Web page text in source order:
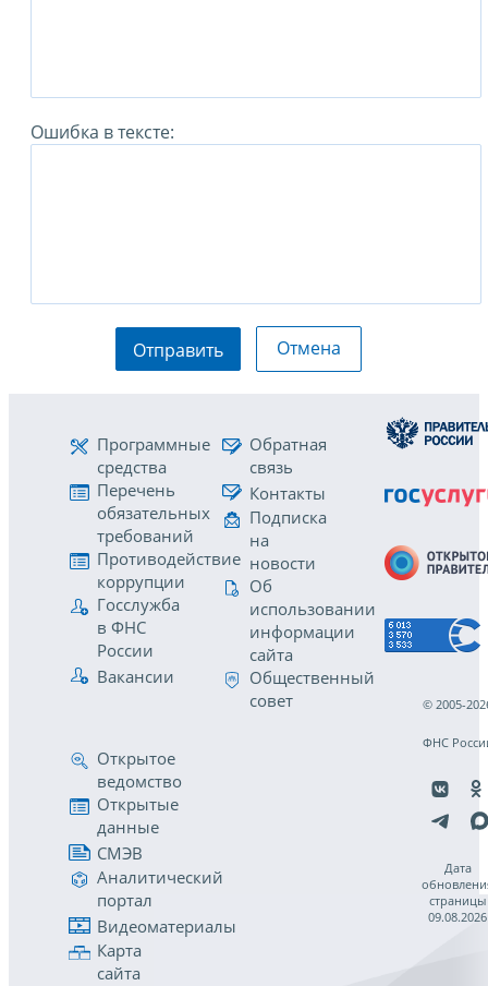
Ошибка в тексте:
Отправить Отмена
Программные
средства
Перечень
обязательных
требований
Противодействие
коррупции
Госслужба
в ФНС
России
Вакансии
Обратная
связь
Контакты
Подписка
на
новости
Об
использовании
информации
сайта
Общественный
совет
Открытое
ведомство
Открытые
данные
СМЭВ
Аналитический
портал
Видеоматериалы
Карта
сайта
© 2005-
ФНС
Дата
страницы
09.08.2026